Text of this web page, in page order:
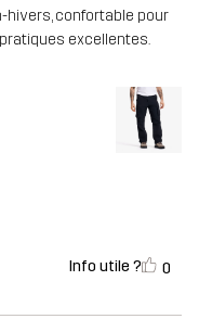
hivers, confortable pour
excellentes.
Info utile ? 0